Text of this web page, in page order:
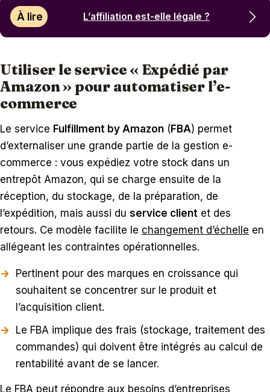
À lire L’affiliation est-elle légale ?
Utiliser le service « Expédié par
Amazon » pour automatiser l’e-
commerce
Le service Fulfillment by Amazon (FBA) permet
d’externaliser une grande partie de la gestion e-
commerce : vous expédiez votre stock dans un
entrepôt Amazon, qui se charge ensuite de la
réception, du stockage, de la préparation, de
l’expédition, mais aussi du service client et des
retours. Ce modèle facilite le changement d’échelle en
allégeant les contraintes opérationnelles.
Pertinent pour des marques en croissance qui
souhaitent se concentrer sur le produit et
l’acquisition client.
Le FBA implique des frais (stockage, traitement des
commandes) qui doivent être intégrés au calcul de
rentabilité avant de se lancer.
Le FBA peut répondre aux besoins d’entreprises